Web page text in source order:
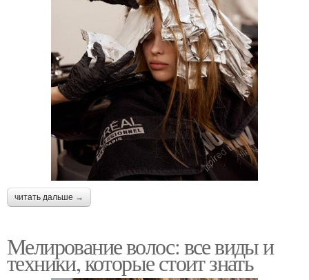
читать дальше →
Мелирование волос: все виды и
техники, которые стоит знать